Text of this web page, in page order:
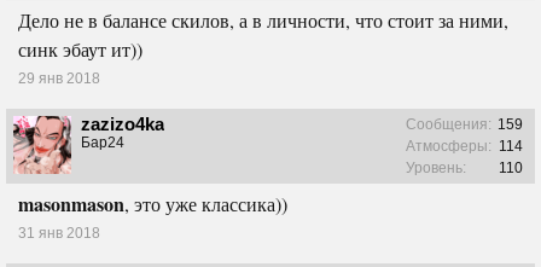
Дело не в балансе скилов, а в личности, что стоит за ними,
синк эбаут ит))
29 янв 2018
zazizo4ka
Бар24
Сообщения: 159
Атмосферы: 114
Уровень:
110
masonmason, это уже классика))
31 янв 2018